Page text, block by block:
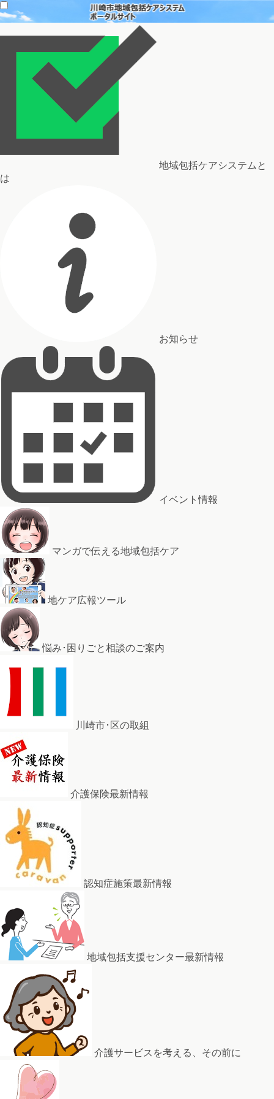
地域包括ケアシステムと
は
お知らせ
イベント情報
マンガで伝える地域包括ケア
地ケア広報ツール
悩み･困りごと相談のご案内
川崎市･区の取組
介護保険最新情報
認知症施策最新情報
地域包括支援センター最新情報
介護サービスを考える、その前に